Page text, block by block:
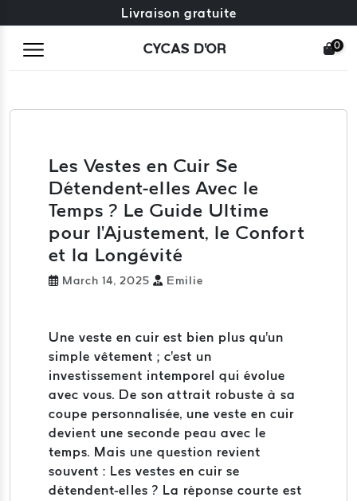
Échange gratuit + retours gratuits
Livraison gratuite
CYCAS D'OR 0
Les Vestes en Cuir Se
Détendent-elles Avec le
Temps ? Le Guide Ultime
pour l'Ajustement, le Confort
et la Longévité
March 14, 2025 Emilie
Une veste en cuir est bien plus qu'un
simple vêtement ; c'est un
investissement intemporel qui évolue
avec vous. De son attrait robuste à sa
coupe personnalisée, une veste en cuir
devient une seconde peau avec le
temps. Mais une question revient
souvent : Les vestes en cuir se
détendent-elles ? La réponse courte est